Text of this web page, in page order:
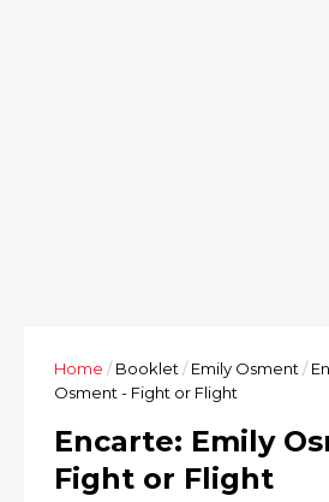
Home / Booklet / Emily Osment /
Osment - Fight or Flight
Encarte: Emily
Fight or Flight